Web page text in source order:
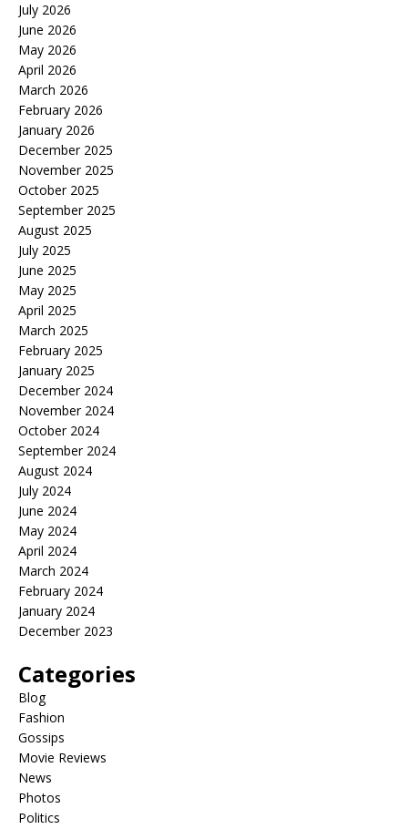
July 2026
June 2026
May 2026
April 2026
March 2026
February 2026
January 2026
December 2025
November 2025
October 2025
September 2025
August 2025
July 2025
June 2025
May 2025
April 2025
March 2025
February 2025
January 2025
December 2024
November 2024
October 2024
September 2024
August 2024
July 2024
June 2024
May 2024
April 2024
March 2024
February 2024
January 2024
December 2023
Categories
Blog
Fashion
Gossips
Movie Reviews
News
Photos
Politics